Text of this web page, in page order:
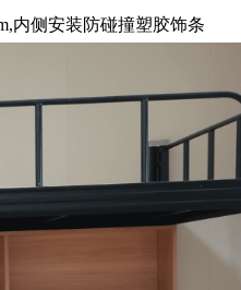
厚1.0mm,内侧安装